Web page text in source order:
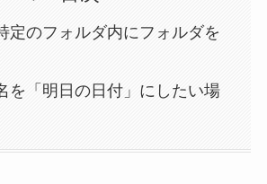
定のフォルダ内にフォルダを
を「明日の日付」にしたい場